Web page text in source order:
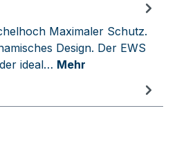
Maximaler Schutz.
Design. Der EWS
ideal… Mehr